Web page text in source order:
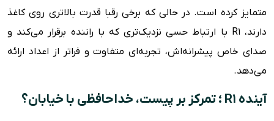
متمایز کرده است. در حالی که برخی رقبا قدرت بالاتری روی کاغذ
دارند، R1 با ارتباط حسی نزدیک‌تری که با راننده برقرار می‌کند و
صدای خاص پیشرانه‌اش، تجربه‌ای متفاوت و فراتر از اعداد ارائه
می‌دهد.
آینده R1 ؛ تمرکز بر پیست، خداحافظی با خیابان؟